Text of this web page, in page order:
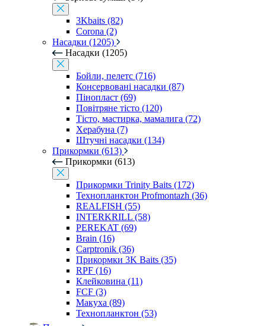
3Kbaits (82)
Corona (2)
Насадки (1205)
Насадки (1205)
Бойли, пелетс (716)
Консервовані насадки (87)
Пінопласт (69)
Повітряне тісто (120)
Тісто, мастирка, мамалига (72)
Херабуна (7)
Штучні насадки (134)
Прикормки (613)
Прикормки (613)
Прикормки Trinity Baits (172)
Технопланктон Profmontazh (36)
REALFISH (55)
INTERKRILL (58)
PEREKAT (69)
Brain (16)
Carptronik (36)
Прикормки 3K Baits (35)
RPF (16)
Клейковина (11)
FCF (3)
Макуха (89)
Технопланктон (53)